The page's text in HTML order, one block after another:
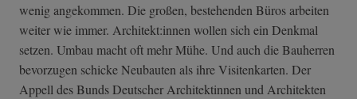
wenig angekommen. Die großen, bestehenden Büros arbeiten
weiter wie immer. Architekt:innen wollen sich ein Denkmal
setzen. Umbau macht oft mehr Mühe. Und auch die Bauherren
bevorzugen schicke Neubauten als ihre Visitenkarten. Der
Appell des Bunds Deutscher Architektinnen und Architekten